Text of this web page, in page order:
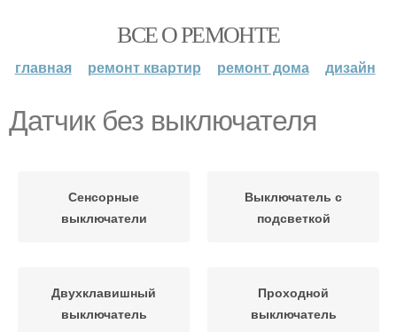
ВСЕ О РЕМОНТЕ
главная ремонт квартир ремонт дома дизайн
Датчик без выключателя
Сенсорные
выключатели
Выключатель с
подсветкой
Двухклавишный
выключатель
Проходной
выключатель